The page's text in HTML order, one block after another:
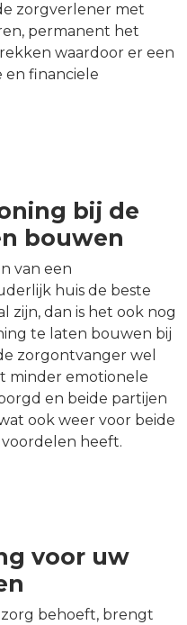
zorgverlener met
permanent het
waardoor er een
en financiele
bij de
bouwen
van een
huis de beste
zijn, dan is het ook nog
te laten bouwen bij
zorgontvanger wel
minder emotionele
en beide partijen
ook weer voor beide
heeft.
voor uw
behoeft, brengt